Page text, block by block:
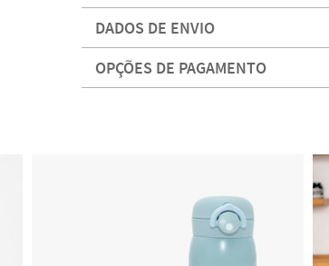
DADOS DE ENVIO
OPÇÕES DE PAGAMENTO